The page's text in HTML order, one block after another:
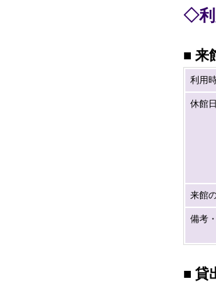
◇利
■ 来
利用
休館日
来館
備考
■ 貸